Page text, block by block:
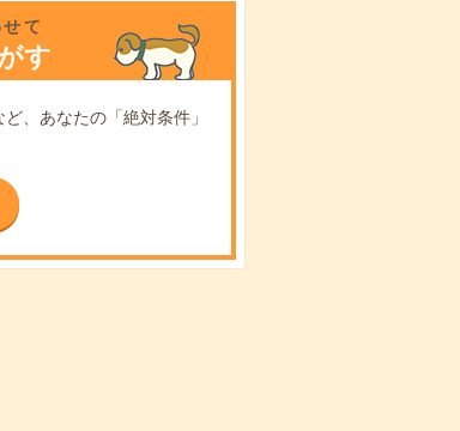
て
す
ど、あなたの「絶対条件」